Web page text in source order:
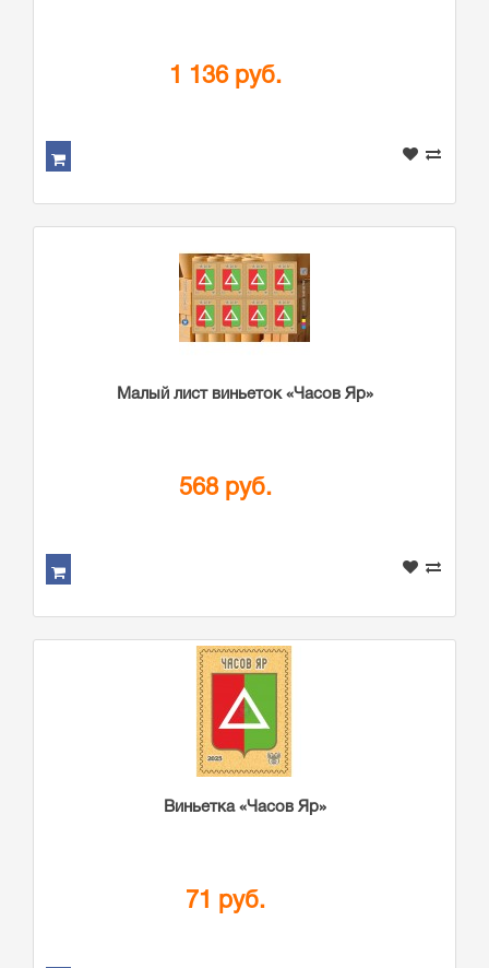
1 136 руб.
Малый лист виньеток «Часов Яр»
568 руб.
Виньетка «Часов Яр»
71 руб.